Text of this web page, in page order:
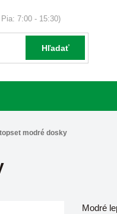
7:00 - 15:30)
Hľadať
modré dosky
​Modré